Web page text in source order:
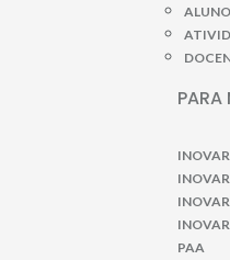
PARA
PAA